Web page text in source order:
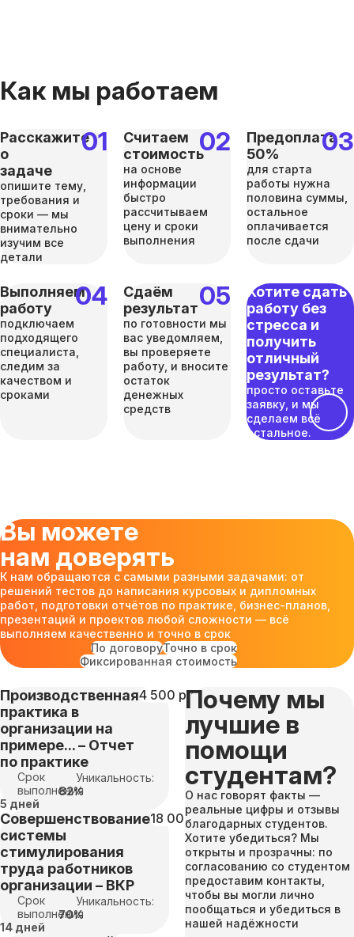
Как мы работаем
Расскажите
о
задаче
опишите тему,
требования и
сроки — мы
внимательно
изучим все
детали
Считаем
стоимость
на основе
информации
быстро
рассчитываем
цену и сроки
выполнения
Предоплата
50%
для старта
работы нужна
половина суммы,
остальное
оплачивается
после сдачи
Выполняем
работу
подключаем
подходящего
специалиста,
следим за
качеством и
сроками
Сдаём
результат
по готовности мы
вас уведомляем,
вы проверяете
работу, и вносите
остаток
денежных
средств
Хотите сдать
работу без
стресса и
получить
отличный
результат?
просто оставьте
заявку, и мы
сделаем всё
остальное.
Вы можете
нам доверять
К нам обращаются с самыми разными задачами: от
решений тестов до написания курсовых и дипломных
работ, подготовки отчётов по практике, бизнес-планов,
презентаций и проектов любой сложности — всё
выполняем качественно и точно в срок
По договоруТочно в срок
Фиксированная стоимость
Производственная
практика в
организации на
примере... – Отчет
по практике
4 500 руб
Срок
выполнения
5 дней
Уникальность:
82%
Совершенствование
системы
стимулирования
труда работников
организации – ВКР
18 000 руб
Срок
выполнения
14 дней
Уникальность:
70%
Почему мы
лучшие в
помощи
студентам?
О нас говорят факты —
реальные цифры и отзывы
благодарных студентов.
Хотите убедиться? Мы
открыты и прозрачны: по
согласованию со студентом
предоставим контакты,
чтобы вы могли лично
пообщаться и убедиться в
нашей надёжности